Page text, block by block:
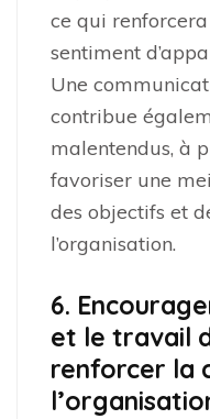
ce qui
sentiment
Une
contribue
malentendus, à
favoriser une
des objectifs et
l’organisation.
6.
et le travail
renforcer la